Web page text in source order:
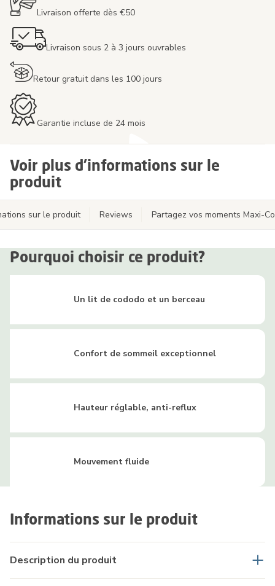
Informations sur le produit
Description du produit
Livraison offerte dès €50
Livraison sous 2 à 3 jours ouvrables
Retour gratuit dans les 100 jours
Garantie incluse de 24 mois
Voir plus d'informations sur le
produit
sur le produit Reviews Partagez vos moments Maxi-
Pourquoi choisir ce produit?
Un lit de cododo et un berceau
Confort de sommeil exceptionnel
Hauteur réglable, anti-reflux
Mouvement fluide